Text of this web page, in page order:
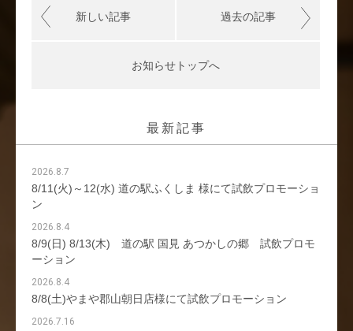
新しい記事
お知らせトップへ
過去の記事
最新記事
2026.8.7
8/11(火)～12(水) 道の駅ふくしま 様にて試飲プロモーショ
ン
2026.8.4
8/9(日) 8/13(木) 道の駅 国見 あつかしの郷 試飲プロモ
ーション
2026.8.4
8/8(土)やまや郡山朝日店様にて試飲プロモーション
2026.7.16